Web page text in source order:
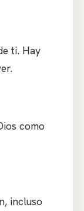
ti. Hay
como
incluso